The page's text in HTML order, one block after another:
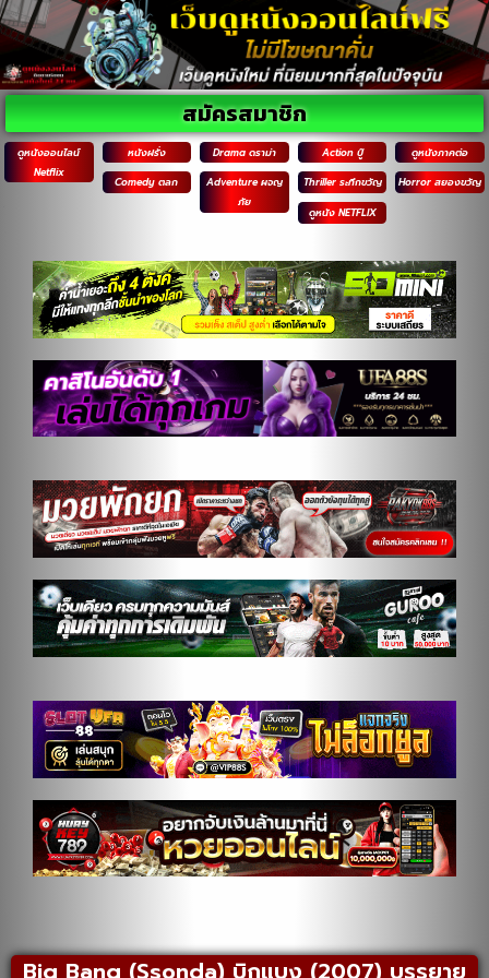
ดูหนังออนไลน์
Netflix
หนังฝรั่ง Drama ดราม่า Action บู๊
ดูหนังภาคต่อ
Comedy ตลก
Adventure ผจญ
ภัย
Thriller ระทึกขวัญ
Horror สยองขวัญ
ดูหนัง NETFLIX
สมัครสมาชิก